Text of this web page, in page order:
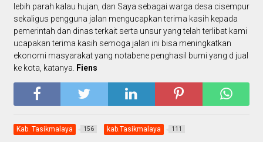
lebih parah kalau hujan, dan Saya sebagai warga desa cisempur
sekaligus pengguna jalan mengucapkan terima kasih kepada
pemerintah dan dinas terkait serta unsur yang telah terlibat kami
ucapakan terima kasih semoga jalan ini bisa meningkatkan
ekonomi masyarakat yang notabene penghasil bumi yang d jual
ke kota, katanya.
Fiens
Kab. Tasikmalaya 156 kab.Tasikmalaya 111